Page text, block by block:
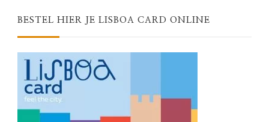
BESTEL HIER JE LISBOA CARD ONLINE